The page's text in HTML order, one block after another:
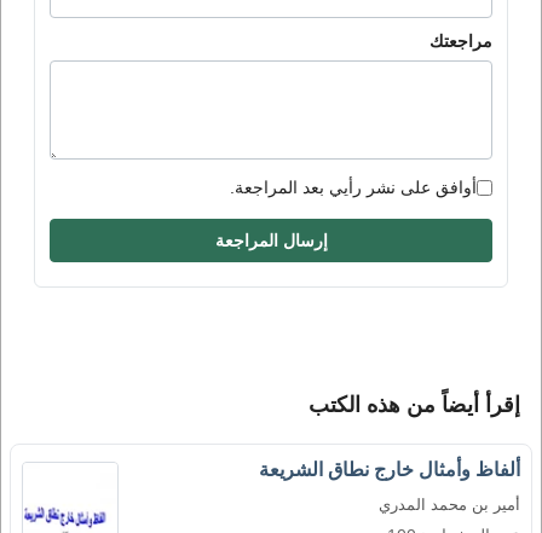
مراجعتك
أوافق على نشر رأيي بعد المراجعة.
إرسال المراجعة
إقرأ أيضاً من هذه الكتب
ألفاظ وأمثال خارج نطاق الشريعة
أمير بن محمد المدري